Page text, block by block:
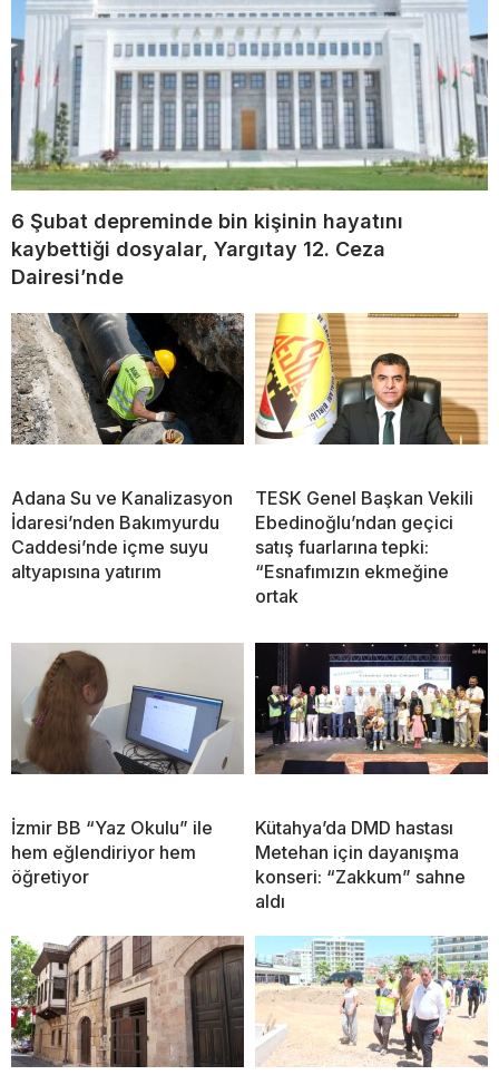
6 Şubat depreminde bin kişinin hayatını
kaybettiği dosyalar, Yargıtay 12. Ceza
Dairesi’nde
Adana Su ve Kanalizasyon
İdaresi’nden Bakımyurdu
Caddesi’nde içme suyu
altyapısına yatırım
TESK Genel Başkan Vekili
Ebedinoğlu’ndan geçici
satış fuarlarına tepki:
“Esnafımızın ekmeğine
ortak
İzmir BB “Yaz Okulu” ile
hem eğlendiriyor hem
öğretiyor
Kütahya’da DMD hastası
Metehan için dayanışma
konseri: “Zakkum” sahne
aldı